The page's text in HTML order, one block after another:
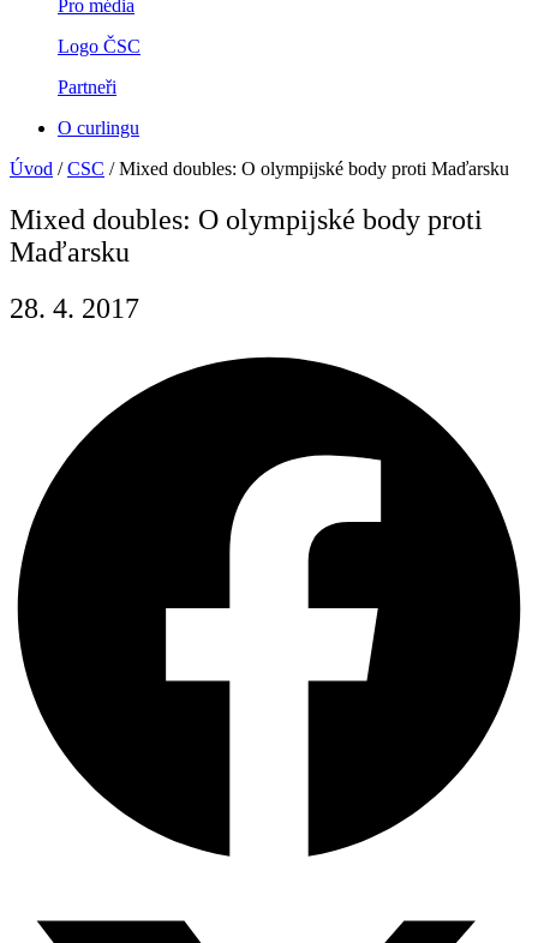
Pro média
Logo ČSC
Partneři
O curlingu
Úvod /CSC /Mixed doubles: O olympijské body proti Maďarsku
Mixed doubles: O olympijské body proti
Maďarsku
28. 4. 2017